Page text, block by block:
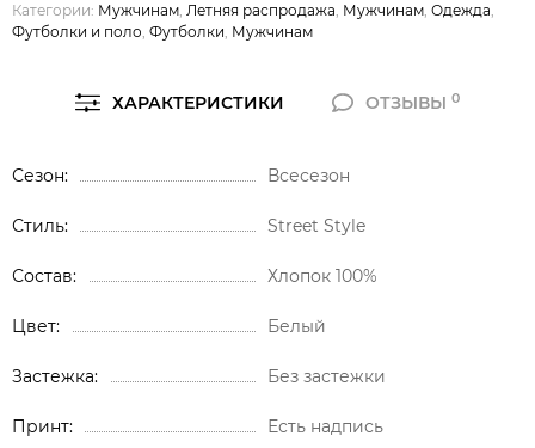
Категории: Мужчинам, Летняя распродажа, Мужчинам, Одежда,
Футболки и поло, Футболки, Мужчинам
ХАРАКТЕРИСТИКИ ОТЗЫВЫ0
Сезон Всесезон
Стиль Street Style
Состав Хлопок 100%
Цвет Белый
Застежка Без застежки
Принт Есть надпись